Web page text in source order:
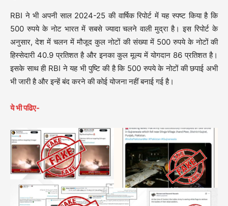
RBI ने भी अपनी साल 2024-25 की वार्षिक रिपोर्ट में यह स्पष्ट किया है कि
500 रुपये के नोट भारत में सबसे ज्यादा चलने वाली मुद्रा है। इस रिपोर्ट के
अनुसार, देश में चलन में मौजूद कुल नोटों की संख्या में 500 रुपये के नोटों की
हिस्सेदारी 40.9 प्रतिशत है और इनका कुल मूल्य में योगदान 86 प्रतिशत है।
इसके साथ ही RBI ने यह भी पुष्टि की है कि 500 रुपये के नोटों की छपाई अभी
भी जारी है और इन्हें बंद करने की कोई योजना नहीं बनाई गई है।
ये भी पढिए-